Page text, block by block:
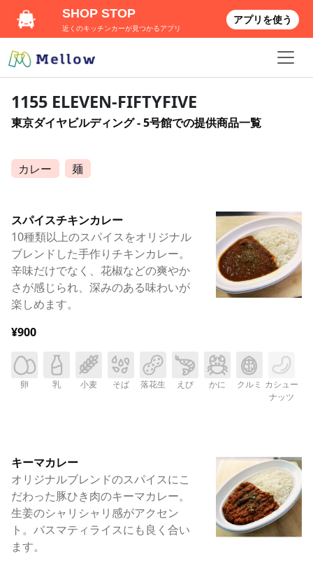
1155 ELEVEN-FIFTYFIVE
東京ダイヤビルディング - 5号館での提供商品一覧
カレー 麺
スパイスチキンカレー
10種類以上のスパイスをオリジナル
ブレンドした手作りチキンカレー。
辛味だけでなく、花椒などの爽やか
さが感じられ、深みのある味わいが
楽しめます。
¥900
卵 乳 小麦 そば 落花生 えび かに クルミ カシュー
ナッツ
キーマカレー
オリジナルブレンドのスパイスにこ
だわった豚ひき肉のキーマカレー。
生姜のシャリシャリ感がアクセン
ト。バスマティライスにも良く合い
ます。
SHOP STOP
近くのキッチンカーが見つかるアプリ
アプリを使う